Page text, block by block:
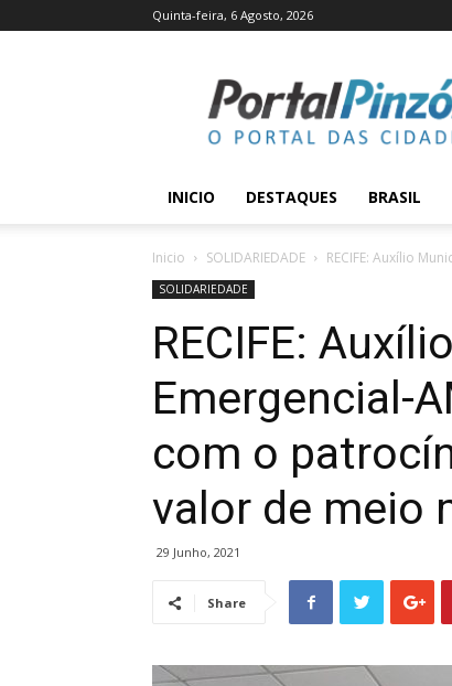
Quinta-feira, 6 Agosto, 2026
Pinzón
INICIO DESTAQUES BRASIL
Inicio SOLIDARIEDADE RECIFE: Auxílio
SOLIDARIEDADE
RECIFE:
Emergencial-
com o
valor de meio
29 Junho, 2021
Share